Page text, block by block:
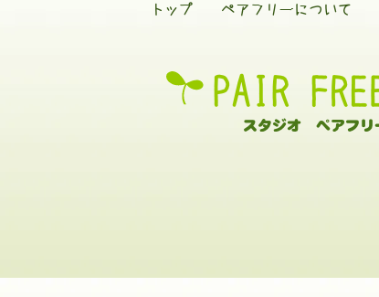
トップ ペアフリーについて